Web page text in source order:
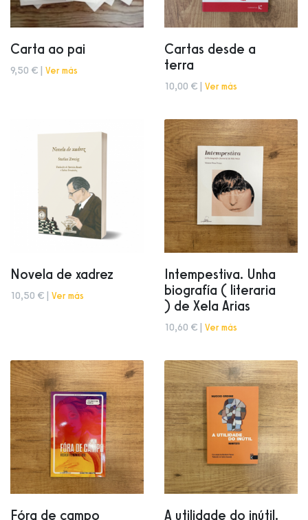
Carta ao pai
9,50 € | Ver más
Cartas desde a
terra
10,00 € | Ver más
Novela de xadrez
10,50 € | Ver más
Intempestiva. Unha
biografía ( literaria
) de Xela Arias
10,60 € | Ver más
Fóra de campo A utilidade do inútil.